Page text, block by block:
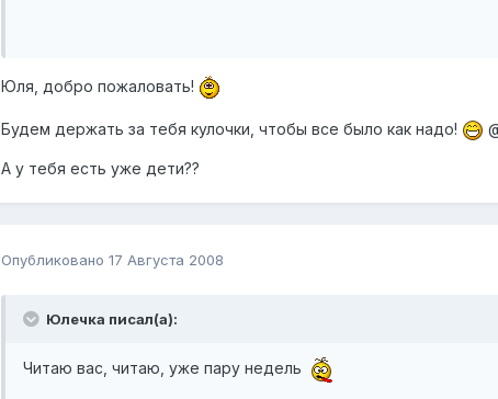
Юля, добро пожаловать!
Будем держать за тебя кулочки, чтобы все было как надо!
А у тебя есть уже дети??
Опубликовано 17 Августа 2008
Юлечка писал(а):
Читаю вас, читаю, уже пару недель